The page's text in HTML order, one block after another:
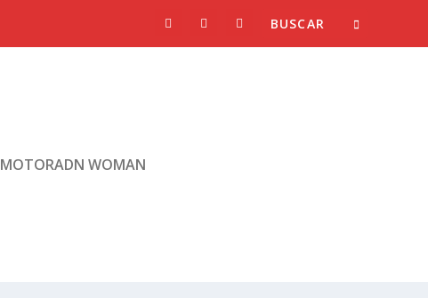
MOTORADN WOMAN